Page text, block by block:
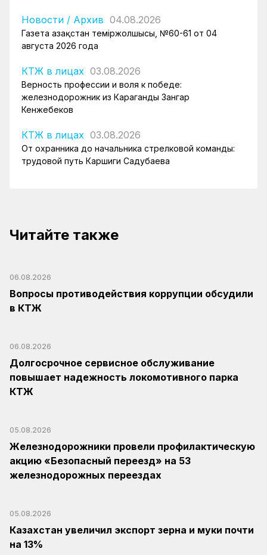
Новости / Архив 04.08.2026
Газета Қазақстан теміржолшысы, №60-61 от 04
августа 2026 года
КТЖ в лицах 03.08.2026
Верность профессии и воля к победе:
железнодорожник из Караганды Зангар
Кенжебеков
КТЖ в лицах 03.08.2026
От охранника до начальника стрелковой команды:
трудовой путь Каршиги Садубаева
Читайте также
06.08.2026
Вопросы противодействия коррупции обсудили
в КТЖ
06.08.2026
Долгосрочное сервисное обслуживание
повышает надежность локомотивного парка
КТЖ
05.08.2026
Железнодорожники провели профилактическую
акцию «Безопасный переезд» на 53
железнодорожных переездах
05.08.2026
Казахстан увеличил экспорт зерна и муки почти
на 13%